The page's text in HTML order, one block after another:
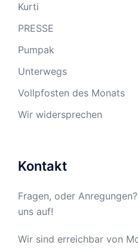
Kurti
PRESSE
Pumpak
Unterwegs
Vollpfosten des Monats
Wir widersprechen
Kontakt
Fragen, oder
uns auf!
Wir sind erreichbar von